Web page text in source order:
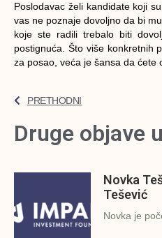
Poslodavac želi kandidate koji
vas ne poznaje dovoljno da bi
koje ste radili trebalo biti
postignuća. Što više konkretnih
za posao, veća je šansa da ćete
PRETHODNI
Druge objave
Novka
Tešević
Novka je